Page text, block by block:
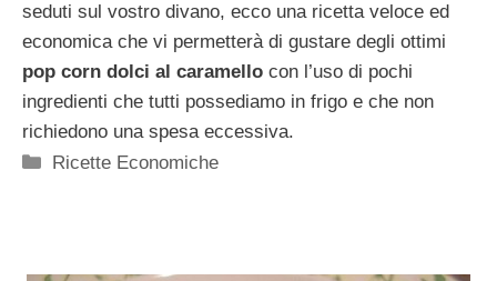
seduti sul vostro divano, ecco una ricetta veloce ed
economica che vi permetterà di gustare degli ottimi
pop corn dolci al caramello con l’uso di pochi
ingredienti che tutti possediamo in frigo e che non
richiedono una spesa eccessiva.
Categorie
Ricette Economiche